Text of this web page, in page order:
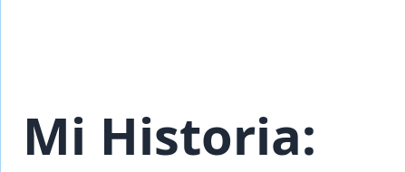
Mi Historia: